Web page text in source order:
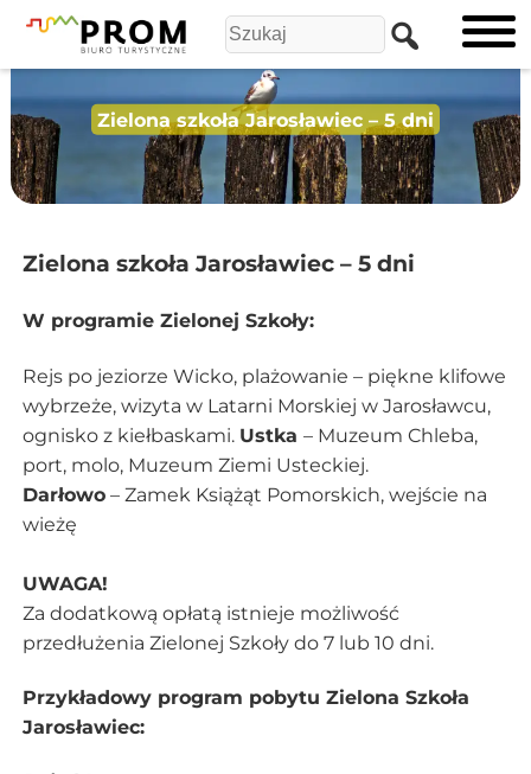
Zielona szkoła Jarosławiec – 5 dni
Zielona szkoła Jarosławiec – 5 dni
W programie Zielonej Szkoły:
Rejs po jeziorze Wicko, plażowanie – piękne klifowe
wybrzeże, wizyta w Latarni Morskiej w Jarosławcu,
ognisko z kiełbaskami. Ustka – Muzeum Chleba,
port, molo, Muzeum Ziemi Usteckiej.
Darłowo– Zamek Książąt Pomorskich, wejście na
wieżę
UWAGA!
Za dodatkową opłatą istnieje możliwość
przedłużenia Zielonej Szkoły do 7 lub 10 dni.
Przykładowy program pobytu Zielona Szkoła
Jarosławiec: